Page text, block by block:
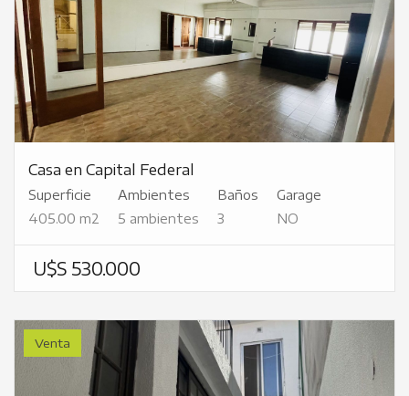
Casa en Capital Federal
Superficie
405.00 m2
Ambientes
5 ambientes
Baños
3
Garage
NO
U$S 530.000
Venta